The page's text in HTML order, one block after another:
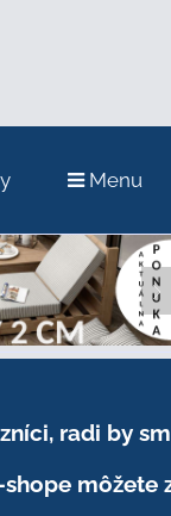
Menu
radi by
môžete